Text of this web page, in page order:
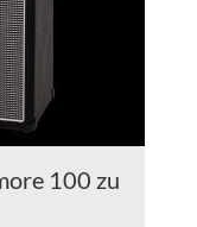
100 zu